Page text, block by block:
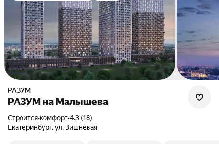
РАЗУМ
РАЗУМ на Малышева
Строится•комфорт•4.3 (18)
Екатеринбург, ул. Вишнёвая